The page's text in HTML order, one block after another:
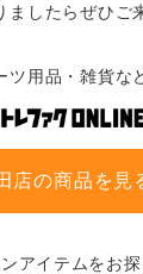
ましたらぜひご
ツ用品・雑貨な
店の商品を見
アイテムをお探